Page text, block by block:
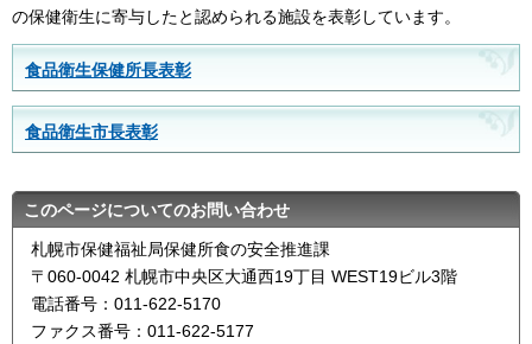
の保健衛生に寄与したと認められる施設を表彰しています。
食品衛生保健所長表彰
食品衛生市長表彰
このページについてのお問い合わせ
札幌市保健福祉局保健所食の安全推進課
〒060-0042 札幌市中央区大通西19丁目 WEST19ビル3階
電話番号：011-622-5170
ファクス番号：011-622-5177